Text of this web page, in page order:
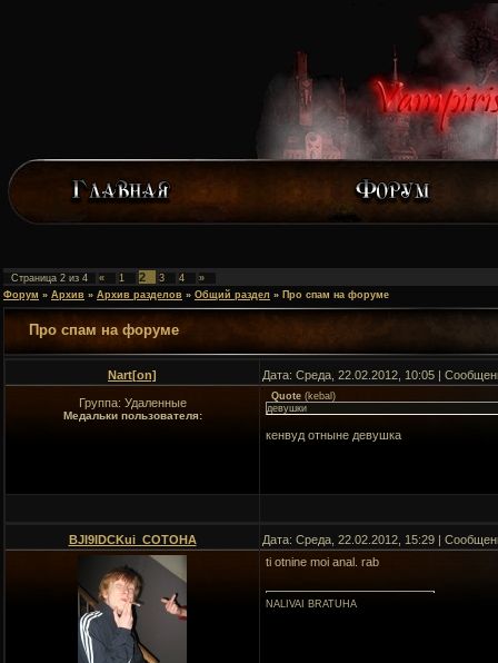
Страница 2 из 4 « 1 2 3 4
»
Форум » Архив » Архив разделов » Общий раздел » Про спам на форуме
Про спам на форуме
Nart[on] Дата: Среда, 22.02.2012, 10:05 |
Группа: Удаленные
Медальки пользователя:
Quote (kebal )
девушки
кенвуд отныне девушка
BJI9IDCKui_COTOHA Дата: Среда, 22.02.2012, 15:29 |
ti otnine moi anal. rab
NALIVAI BRATUHA